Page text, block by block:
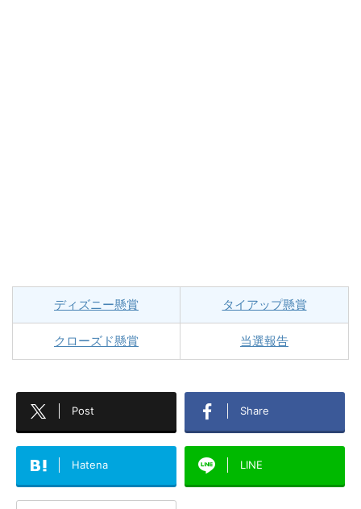
ディズニー懸賞 タイアップ懸賞
クローズド懸賞 当選報告
Post Share
Hatena LINE